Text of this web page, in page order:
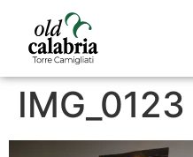
IMG_0123